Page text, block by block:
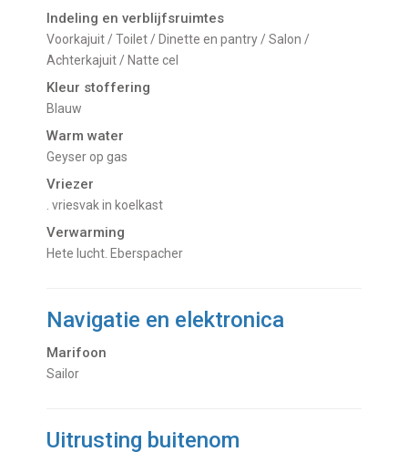
Indeling en verblijfsruimtes
Voorkajuit / Toilet / Dinette en pantry / Salon /
Achterkajuit / Natte cel
Kleur stoffering
Blauw
Warm water
Geyser op gas
Vriezer
. vriesvak in koelkast
Verwarming
hete lucht. Eberspacher
Navigatie en elektronica
Marifoon
Sailor
Uitrusting buitenom